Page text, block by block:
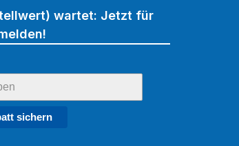
wartet: Jetzt für
sichern